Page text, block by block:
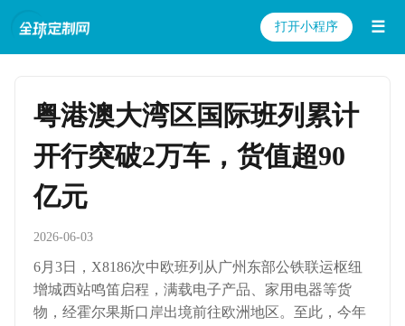
打开小程序 ☰
粤港澳大湾区国际班列累计
开行突破2万车，货值超90
亿元
2026-06-03
6月3日，X8186次中欧班列从广州东部公铁联运枢纽
增城西站鸣笛启程，满载电子产品、家用电器等货
物，经霍尔果斯口岸出境前往欧洲地区。至此，今年